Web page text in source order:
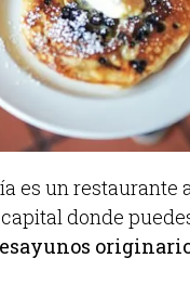
es un restaurante
donde